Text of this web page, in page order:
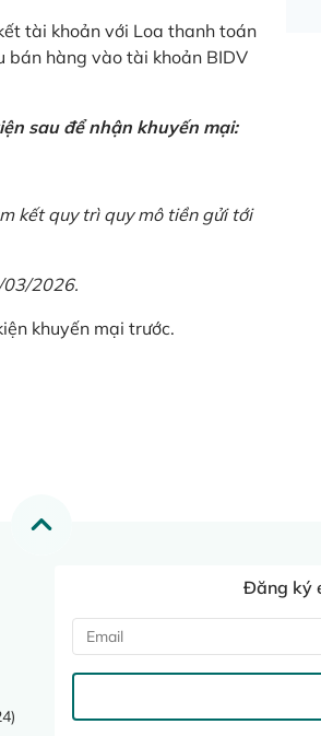
tài khoản với Loa thanh toán
bán hàng vào tài khoản BIDV
sau để nhận khuyến mại:
kết quy trì quy mô tiền gửi tới
03/2026.
khuyến mại trước.
Đăng ký